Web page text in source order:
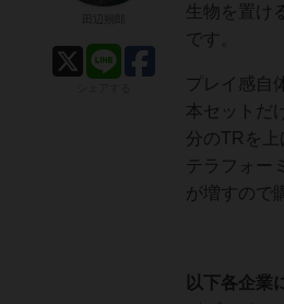
生物を置け
です。
プレイ感自
本セットだ
分のTRを上
テラフォー
が増すので
以下各企業